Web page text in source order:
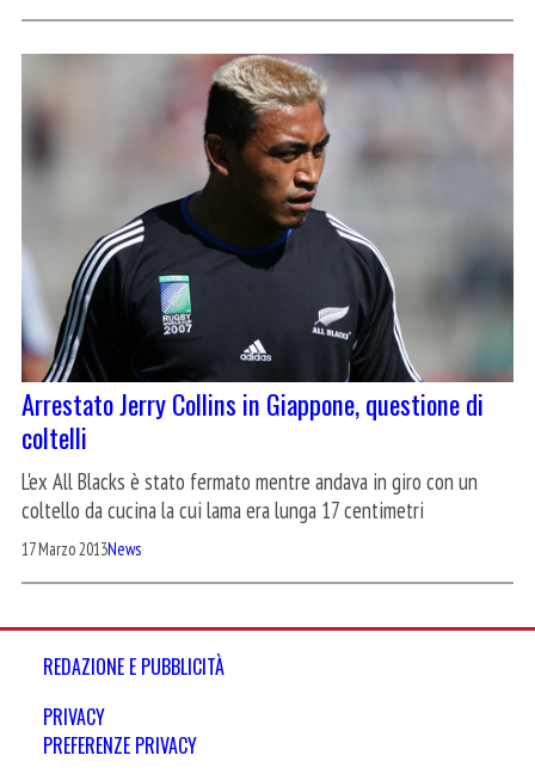
Arrestato Jerry Collins in Giappone, questione di
coltelli
L'ex All Blacks è stato fermato mentre andava in giro con un
coltello da cucina la cui lama era lunga 17 centimetri
17 Marzo 2013News
REDAZIONE E PUBBLICITÀ
PRIVACY
PREFERENZE PRIVACY